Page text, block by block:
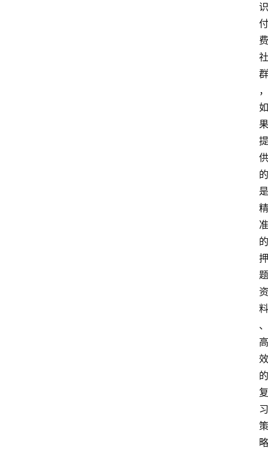
识
付
费
社
群
，
如
果
提
供
的
是
精
准
的
押
题
资
料
、
高
效
的
复
习
策
略